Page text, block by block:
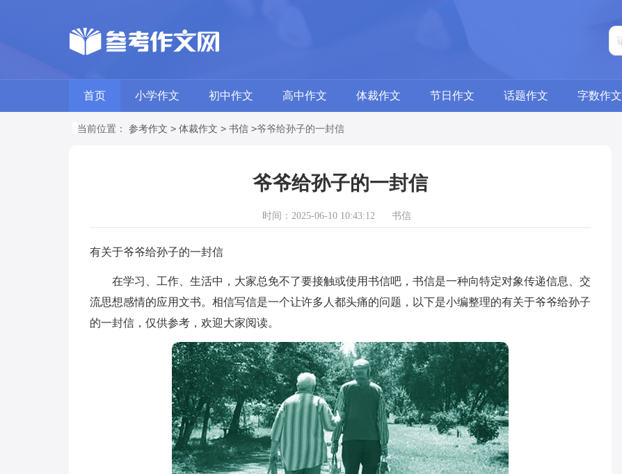
首页 小学作文 初中作文 高中作文 体裁作文 节日作文 话题作文 字数作文
当前位置： 参考作文 > 体裁作文 > 书信 >爷爷给孙子的一封信
爷爷给孙子的一封信
时间：2025-06-10 10:43:12 书信
有关于爷爷给孙子的一封信
在学习、工作、生活中，大家总免不了要接触或使用书信吧，书信是一种向特定对象传递信息、交
流思想感情的应用文书。相信写信是一个让许多人都头痛的问题，以下是小编整理的有关于爷爷给孙子
的一封信，仅供参考，欢迎大家阅读。